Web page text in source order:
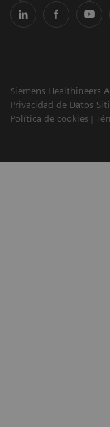
Siemens Healthineers
Privacidad de Datos
Política de cookies